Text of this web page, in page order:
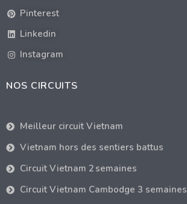
Pinterest
Linkedin
Instagram
NOS CIRCUITS
Meilleur circuit Vietnam
Vietnam hors des sentiers battus
Circuit Vietnam 2 semaines
Circuit Vietnam Cambodge 3 semaines